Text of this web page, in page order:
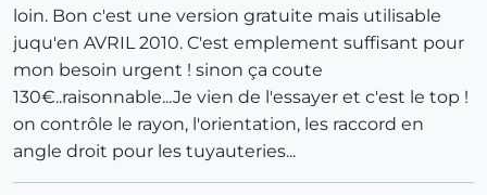
loin. Bon c'est une version gratuite mais utilisable
juqu'en AVRIL 2010. C'est emplement suffisant pour
mon besoin urgent ! sinon ça coute
130€..raisonnable...Je vien de l'essayer et c'est le top !
on contrôle le rayon, l'orientation, les raccord en
angle droit pour les tuyauteries...